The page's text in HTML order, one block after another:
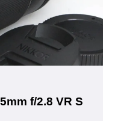
f/2.8 VR S